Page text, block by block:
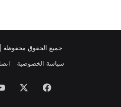
جميع الحقوق محفوظة
سياسة الخصوصية
فيسبوك